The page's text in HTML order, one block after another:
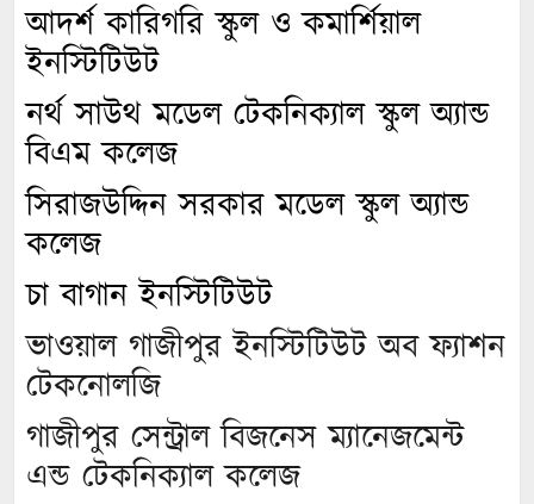
আদর্শ কারিগরি স্কুল ও কমার্শিয়াল
ইনস্টিটিউট
নর্থ সাউথ মডেল টেকনিক্যাল স্কুল অ্যান্ড
বিএম কলেজ
সিরাজউদ্দিন সরকার মডেল স্কুল অ্যান্ড
কলেজ
চা বাগান ইনস্টিটিউট
ভাওয়াল গাজীপুর ইনস্টিটিউট অব ফ্যাশন
টেকনোলজি
গাজীপুর সেন্ট্রাল বিজনেস ম্যানেজমেন্ট
এন্ড টেকনিক্যাল কলেজ